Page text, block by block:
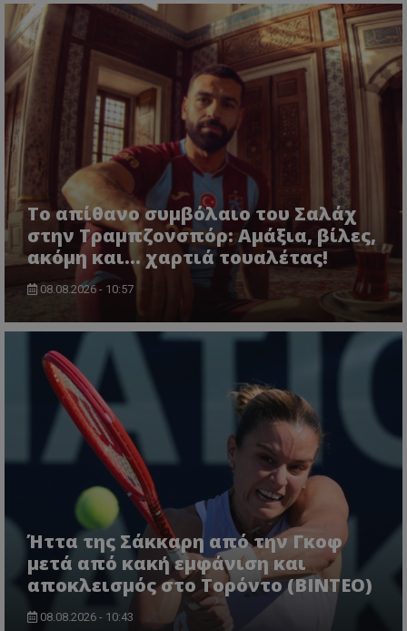
Το απίθανο συμβόλαιο του Σαλάχ
στην Τραμπζονσπόρ: Αμάξια, βίλες,
ακόμη και... χαρτιά τουαλέτας!
08.08.2026 - 10:57
Ήττα της Σάκκαρη από την Γκοφ
μετά από κακή εμφάνιση και
αποκλεισμός στο Τορόντο (ΒΙΝΤΕΟ)
08.08.2026 - 10:43